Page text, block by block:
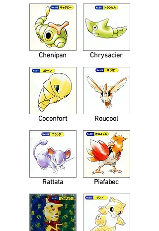
Chenipan
Coconfort
Rattata
Chrysacier
Roucool
Piafabec